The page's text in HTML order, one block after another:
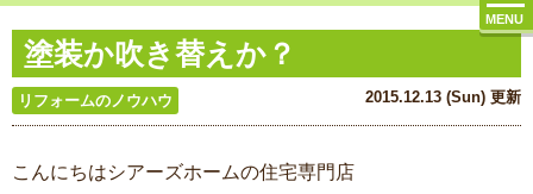
MENU
塗装か吹き替えか？
リフォームのノウハウ 2015.12.13 (Sun) 更新
こんにちはシアーズホームの住宅専門店